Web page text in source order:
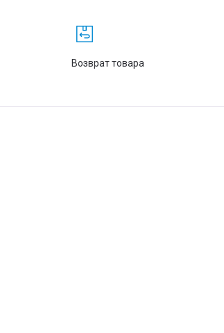
Возврат товара